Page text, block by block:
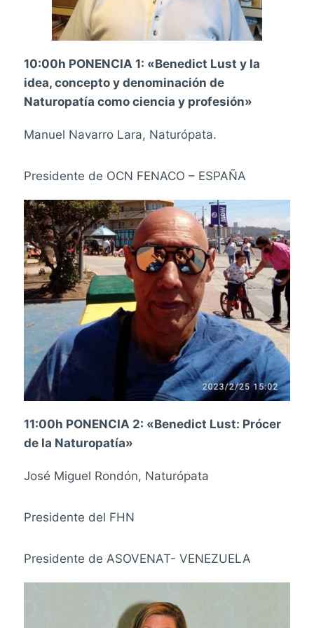
10:00h PONENCIA 1: «Benedict Lust y la
idea, concepto y denominación de
Naturopatía como ciencia y profesión»
Manuel Navarro Lara, Naturópata.
Presidente de OCN FENACO – ESPAÑA
11:00h PONENCIA 2: «Benedict Lust: Prócer
de la Naturopatía»
José Miguel Rondón, Naturópata
Presidente del FHN
Presidente de ASOVENAT- VENEZUELA